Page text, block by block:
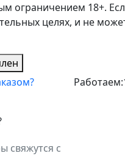
18+.
целях, и не
свяжутся с
Работаем: